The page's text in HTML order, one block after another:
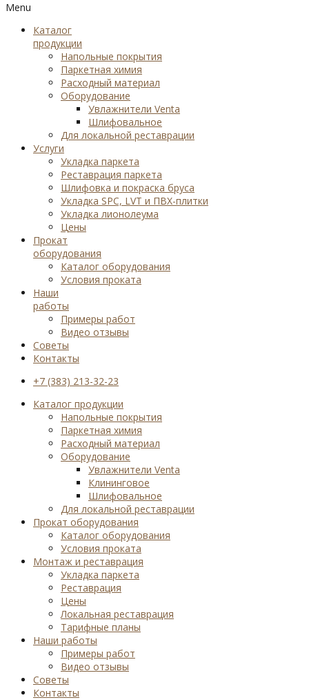
Menu
Каталог
продукции
Напольные покрытия
Паркетная химия
Расходный материал
Оборудование
Увлажнители Venta
Шлифовальное
Для локальной реставрации
Услуги
Укладка паркета
Реставрация паркета
Шлифовка и покраска бруса
Укладка SPC, LVT и ПВХ-плитки
Укладка лионолеума
Цены
Прокат
оборудования
Каталог оборудования
Условия проката
Наши
работы
Примеры работ
Видео отзывы
Советы
Контакты
+7 (383) 213-32-23
Каталог продукции
Напольные покрытия
Паркетная химия
Расходный материал
Оборудование
Увлажнители Venta
Клининговое
Шлифовальное
Для локальной реставрации
Прокат оборудования
Каталог оборудования
Условия проката
Монтаж и реставрация
Укладка паркета
Реставрация
Цены
Локальная реставрация
Тарифные планы
Наши работы
Примеры работ
Видео отзывы
Советы
Контакты